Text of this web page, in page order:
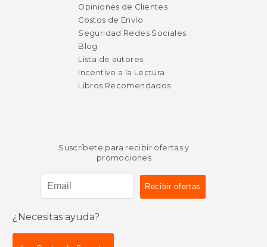
Opiniones de Clientes
Costos de Envío
Seguridad Redes Sociales
Blog
Lista de autores
Incentivo a la Lectura
Libros Recomendados
Suscríbete para recibir ofertas y
promociones
¿Necesitas ayuda?